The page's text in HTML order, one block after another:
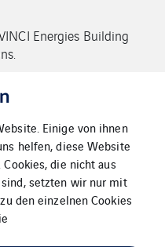
Energies Building
Group
Einige von ihnen
helfen, diese Website
die nicht aus
setzten wir nur mit
den einzelnen Cookies